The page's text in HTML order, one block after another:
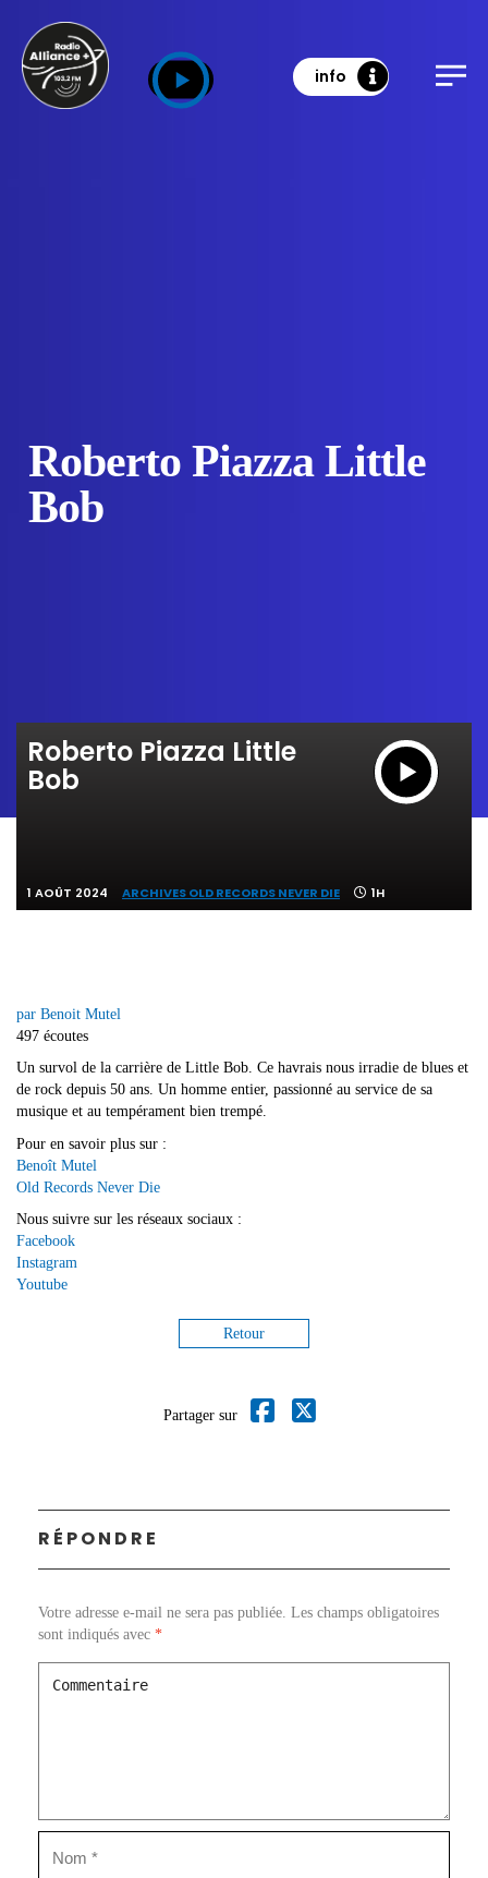
info
Roberto Piazza Little
Bob
Roberto Piazza Little
Bob
1 AOÛT 2024 ARCHIVES OLD RECORDS NEVER DIE 1H
par Benoit Mutel
497 écoutes
Un survol de la carrière de Little Bob. Ce havrais nous irradie de blues et
de rock depuis 50 ans. Un homme entier, passionné au service de sa
musique et au tempérament bien trempé.
Pour en savoir plus sur :
Benoît Mutel
Old Records Never Die
Nous suivre sur les réseaux sociaux :
Facebook
Instagram
Youtube
Retour
Partager sur
RÉPONDRE
Votre adresse e-mail ne sera pas publiée. Les champs obligatoires
sont indiqués avec *